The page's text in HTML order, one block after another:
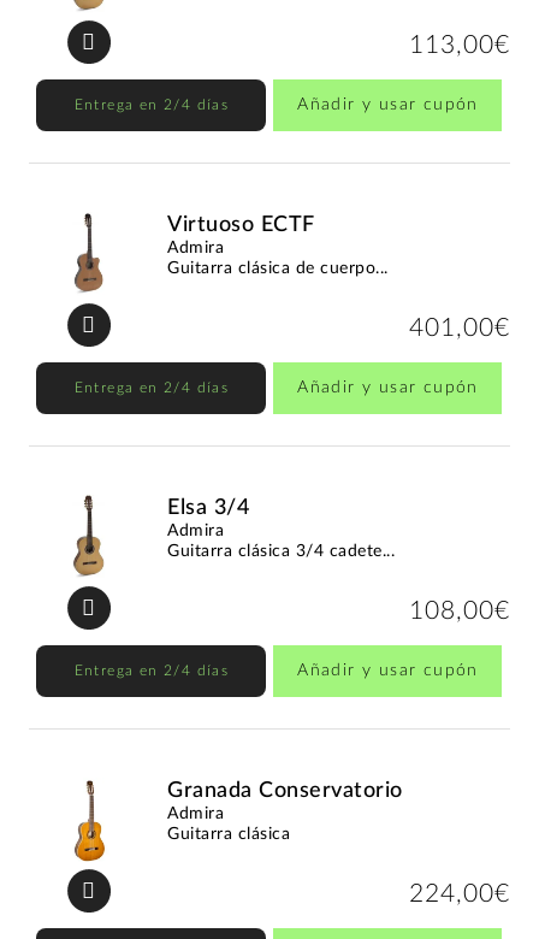
113,00€
Entrega en 2/4 días Añadir y usar cupón
Virtuoso ECTF
Admira
Guitarra clásica de cuerpo...
401,00€
Entrega en 2/4 días Añadir y usar cupón
Elsa 3/4
Admira
Guitarra clásica 3/4 cadete...
108,00€
Entrega en 2/4 días Añadir y usar cupón
Granada Conservatorio
Admira
Guitarra clásica
224,00€